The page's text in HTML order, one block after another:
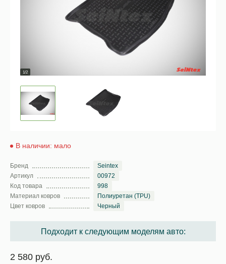
1/2
В наличии: мало
Бренд
Seintex
Артикул
00972
Код товара
998
Материал ковров
Полиуретан (TPU)
Цвет ковров
Черный
Подходит к следующим моделям авто:
2 580 руб.